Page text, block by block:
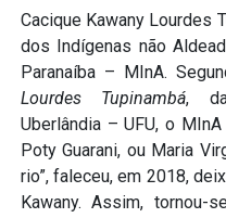
Cacique Kawany Lourdes
dos Indígenas não
Paranaíba – MInA.
Lourdes Tupinambá,
Uberlândia – UFU, o
Poty Guarani, ou Maria
rio”, faleceu, em 2018,
Kawany. Assim, tornou-